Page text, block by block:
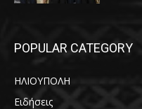
POPULAR CATEGORY
ΗΛΙΟΥΠΟΛΗ
Ειδήσεις